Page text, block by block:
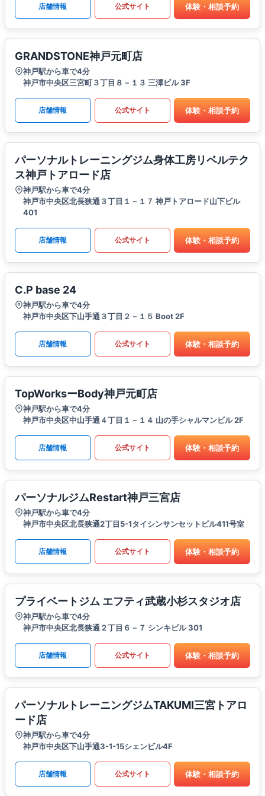
店舗情報 公式サイト 体験・相談予約
GRANDSTONE神戸元町店
神戸駅から車で4分
神戸市中央区三宮町３丁目８－１３ 三澤ビル 3F
店舗情報 公式サイト 体験・相談予約
パーソナルトレーニングジム身体工房リベルテク
ス神戸トアロード店
神戸駅から車で4分
神戸市中央区北長狭通３丁目１－１７ 神戸トアロード山下ビル
401
店舗情報 公式サイト 体験・相談予約
C.P base 24
神戸駅から車で4分
神戸市中央区下山手通３丁目２－１５ Boot 2F
店舗情報 公式サイト 体験・相談予約
TopWorksーBody神戸元町店
神戸駅から車で4分
神戸市中央区中山手通４丁目１－１４ 山の手シャルマンビル 2F
店舗情報 公式サイト 体験・相談予約
パーソナルジムRestart神戸三宮店
神戸駅から車で4分
神戸市中央区北長狭通2丁目5-1タイシンサンセットビル411号室
店舗情報 公式サイト 体験・相談予約
プライベートジム エフティ武蔵小杉スタジオ店
神戸駅から車で4分
神戸市中央区北長狭通２丁目６－７ シンキビル 301
店舗情報 公式サイト 体験・相談予約
パーソナルトレーニングジムTAKUMI三宮トアロ
ード店
神戸駅から車で4分
神戸市中央区下山手通3-1-15シェンビル4F
店舗情報 公式サイト 体験・相談予約